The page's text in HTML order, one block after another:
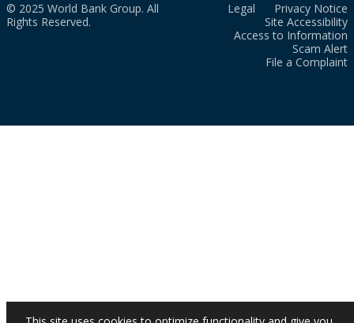
© 2025 World Bank Group. All
Rights Reserved.
Legal
Privacy Notice
Site Accessibility
Access to Information
Scam Alert
File a Complaint